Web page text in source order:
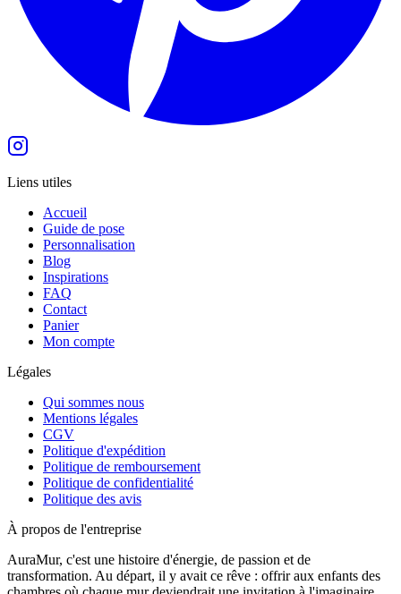
Liens utiles
Accueil
Guide de pose
Personnalisation
Blog
Inspirations
FAQ
Contact
Panier
Mon compte
Légales
Qui sommes nous
Mentions légales
CGV
Politique d'expédition
Politique de remboursement
Politique de confidentialité
Politique des avis
À propos de l'entreprise
AuraMur, c'est une histoire d'énergie, de passion et de
transformation. Au départ, il y avait ce rêve : offrir aux enfants des